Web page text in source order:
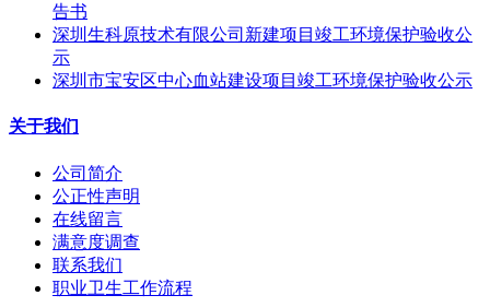
告书
深圳生科原技术有限公司新建项目竣工环境保护验收公
示
深圳市宝安区中心血站建设项目竣工环境保护验收公示
关于我们
公司简介
公正性声明
在线留言
满意度调查
联系我们
职业卫生工作流程